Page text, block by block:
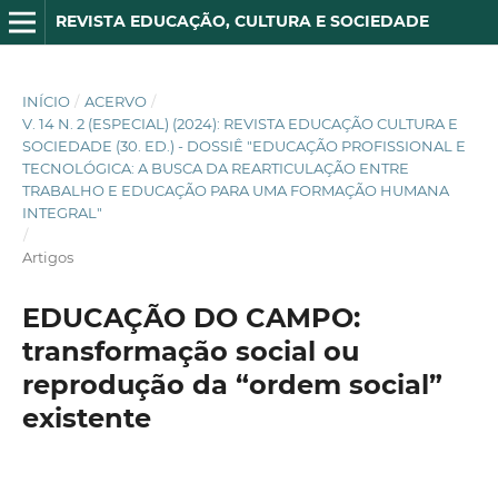
REVISTA EDUCAÇÃO, CULTURA E SOCIEDADE
INÍCIO / ACERVO /
V. 14 N. 2 (ESPECIAL) (2024): REVISTA EDUCAÇÃO CULTURA E
SOCIEDADE (30. ED.) - DOSSIÊ "EDUCAÇÃO PROFISSIONAL E
TECNOLÓGICA: A BUSCA DA REARTICULAÇÃO ENTRE
TRABALHO E EDUCAÇÃO PARA UMA FORMAÇÃO HUMANA
INTEGRAL"
/
Artigos
EDUCAÇÃO DO CAMPO:
transformação social ou
reprodução da “ordem social”
existente